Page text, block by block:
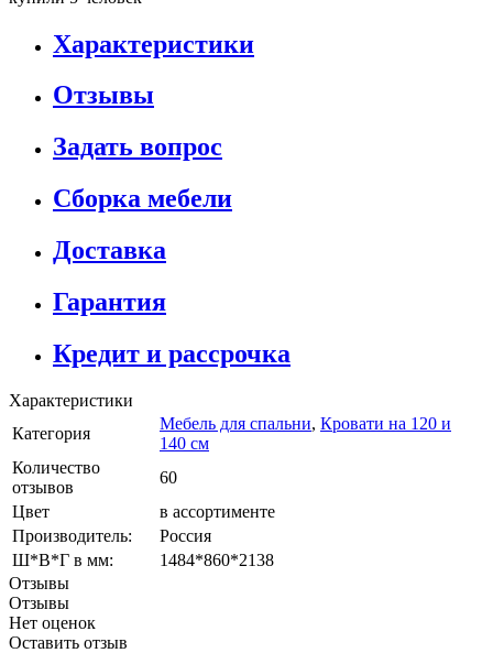
Характеристики
Отзывы
Задать вопрос
Сборка мебели
Доставка
Гарантия
Кредит и рассрочка
Характеристики
Категория
Мебель для спальни, Кровати на 120 и
140 см
Количество
отзывов
60
Цвет
в ассортименте
Производитель:
Россия
Ш*В*Г в мм:
1484*860*2138
Отзывы
Отзывы
Нет оценок
Оставить отзыв